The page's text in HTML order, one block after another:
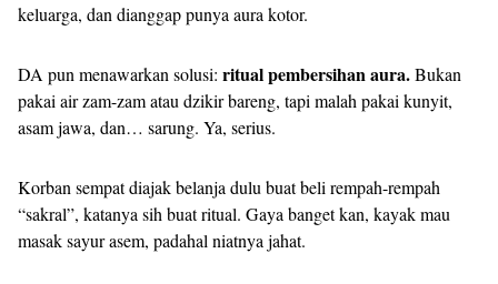
keluarga, dan dianggap punya aura kotor.
DA pun menawarkan solusi: ritual pembersihan aura.Bukan
pakai air zam-zam atau dzikir bareng, tapi malah pakai kunyit,
asam jawa, dan… sarung. Ya, serius.
Korban sempat diajak belanja dulu buat beli rempah-rempah
“sakral”, katanya sih buat ritual. Gaya banget kan, kayak mau
masak sayur asem, padahal niatnya jahat.